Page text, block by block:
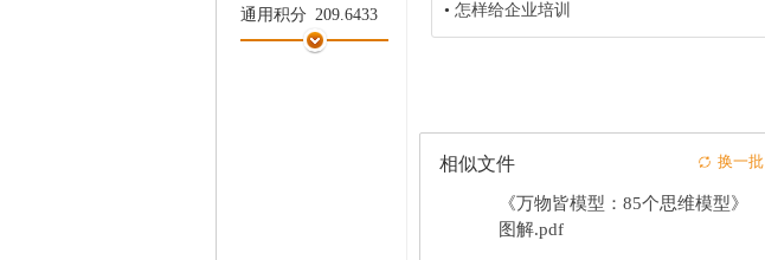
通用积分 209.6433
学术水平
125 点
• 怎样给企业培训
相似文件 换一批
《万物皆模型：85个思维模型》
图解.pdf